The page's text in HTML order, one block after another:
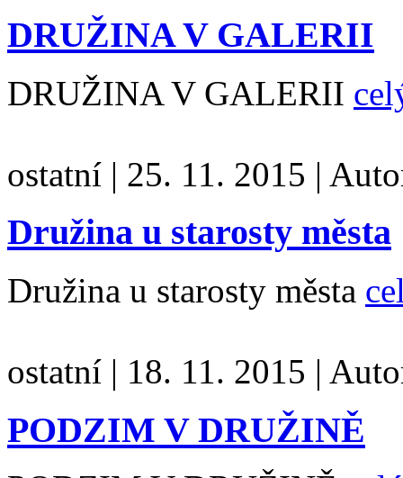
DRUŽINA V GALERII
DRUŽINA V GALERII
ostatní | 25. 11. 2015 |
Družina u starosty města
Družina u starosty města
ostatní | 18. 11. 2015 |
PODZIM V DRUŽINĚ